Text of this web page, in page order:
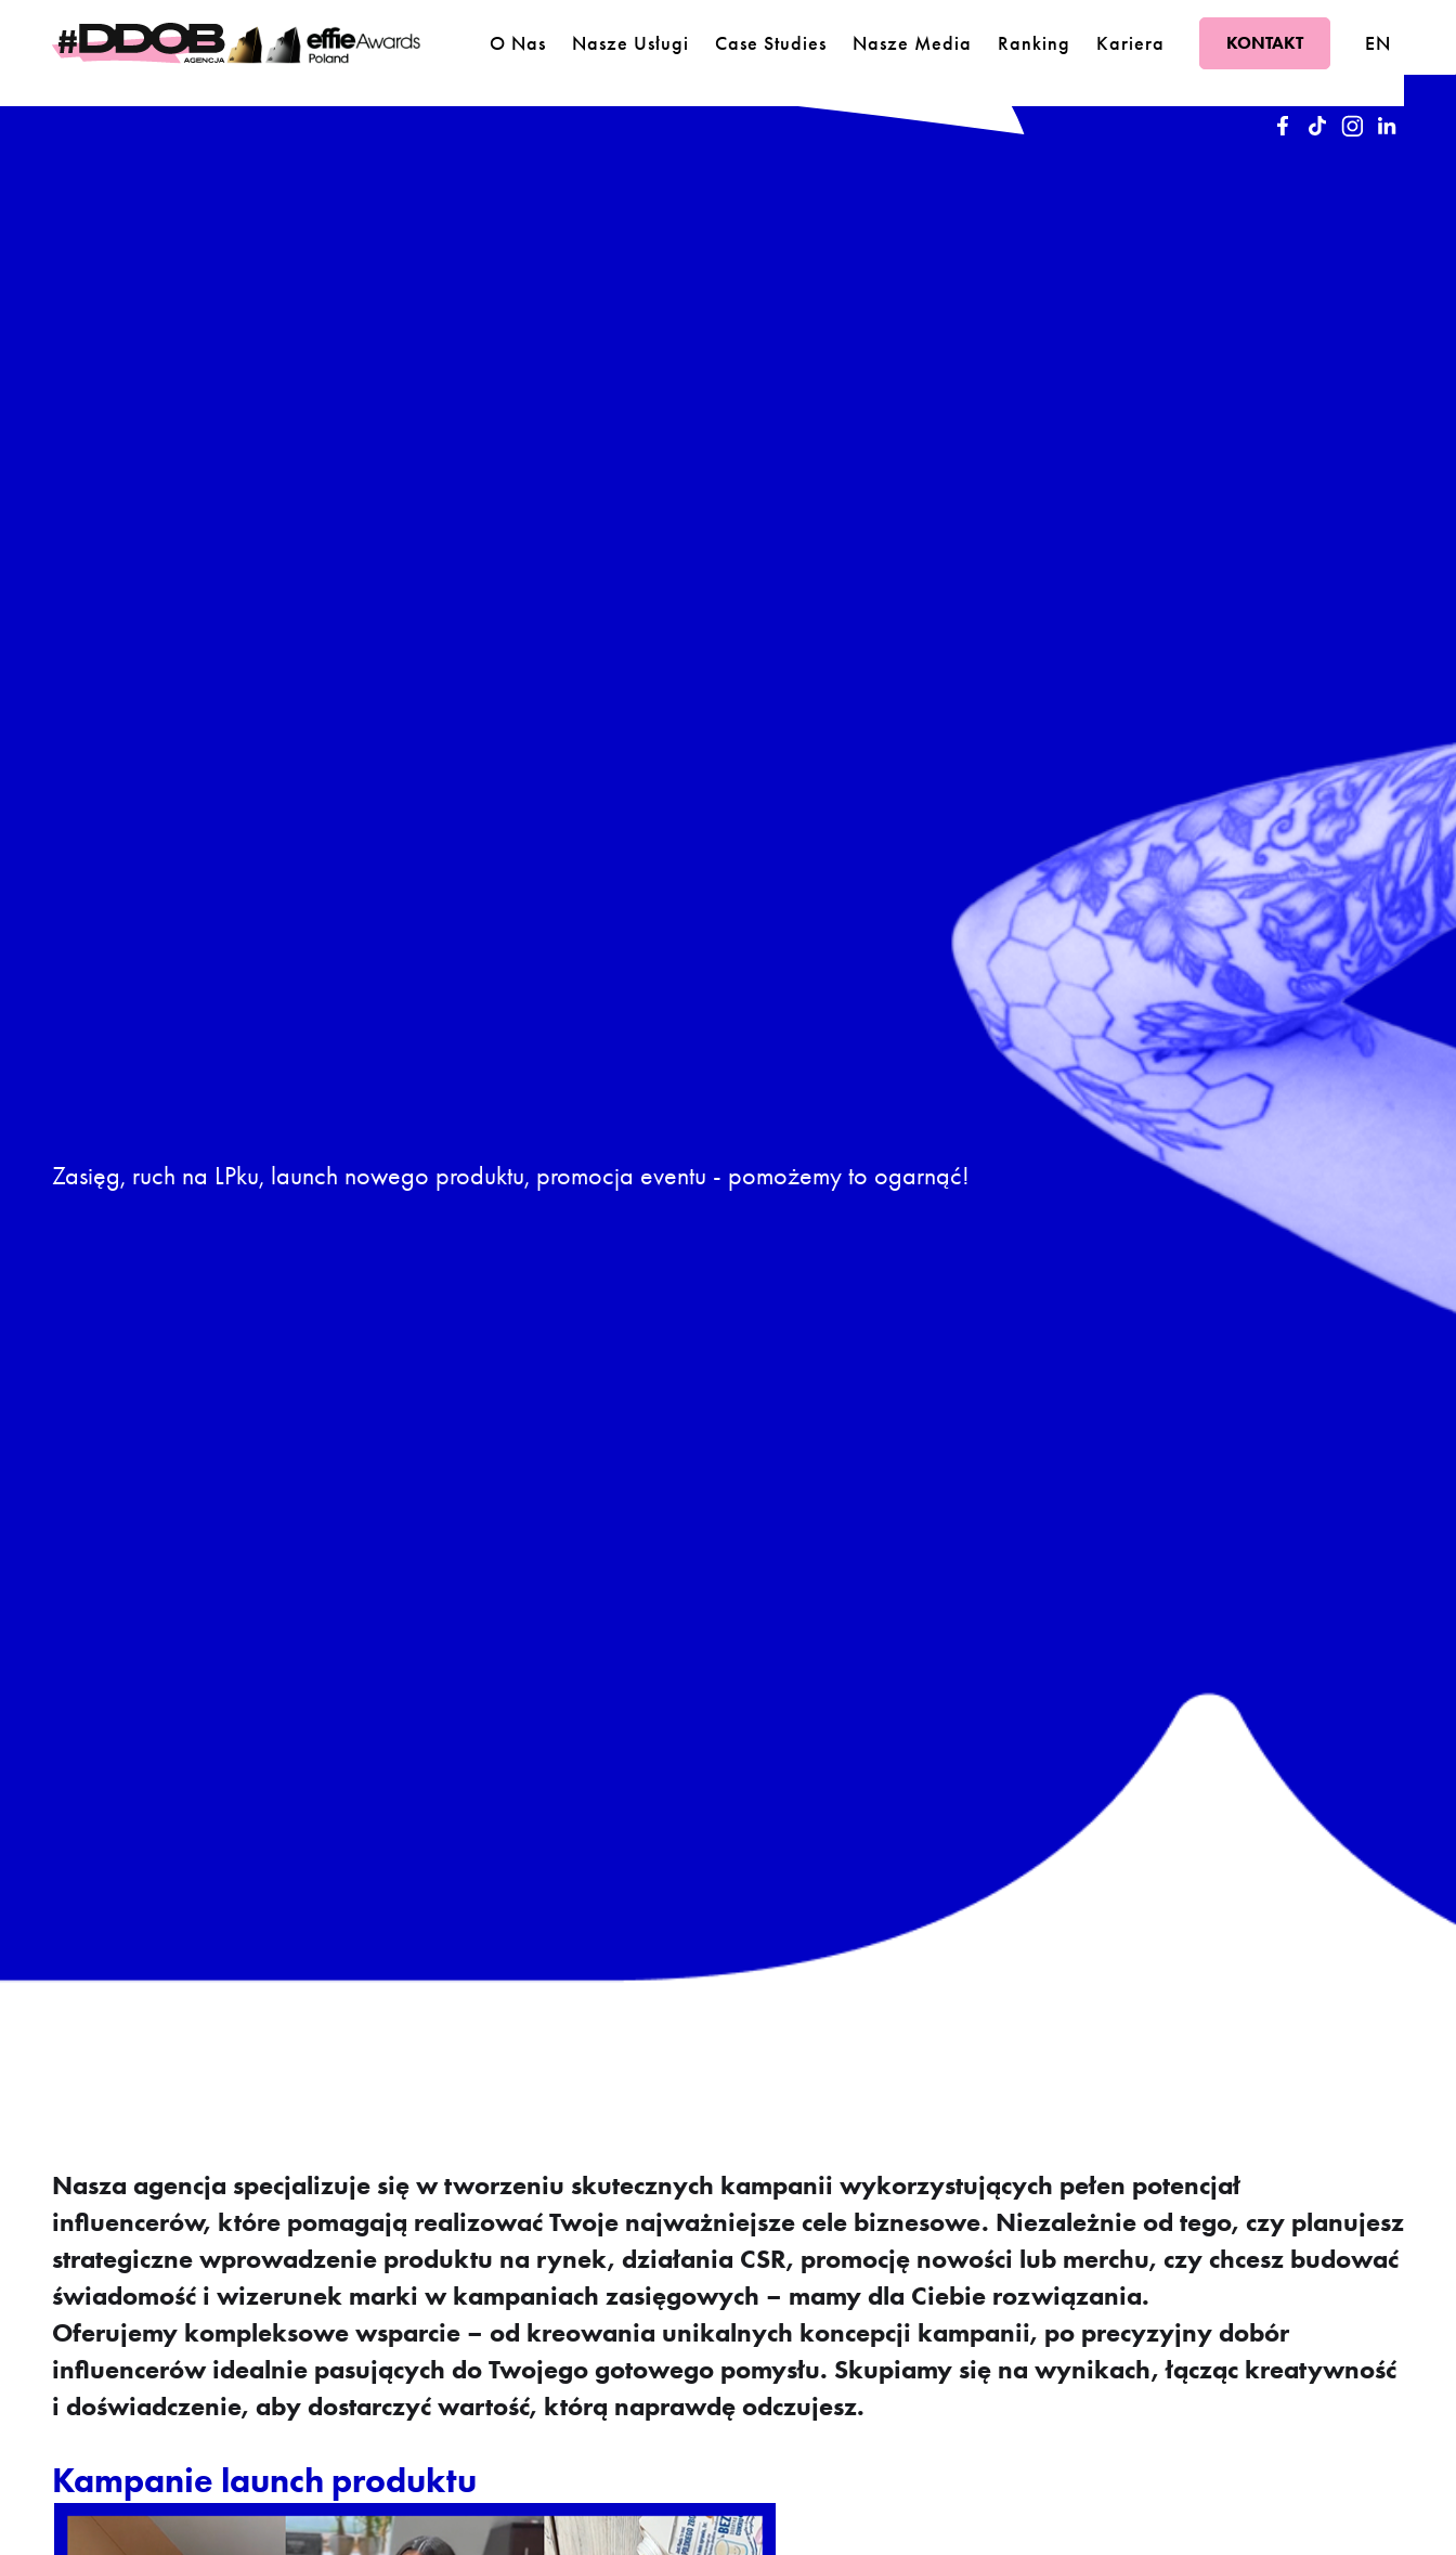
O Nas Nasze Usługi Case Studies Nasze Media Ranking Kariera KONTAKT EN
Zasięg, ruch na LPku, launch nowego produktu, promocja eventu - pomożemy to ogarnąć!
Nasza agencja specjalizuje się w tworzeniu skutecznych kampanii wykorzystujących pełen potencjał
influencerów, które pomagają realizować Twoje najważniejsze cele biznesowe. Niezależnie od tego, czy planujesz
strategiczne wprowadzenie produktu na rynek, działania CSR, promocję nowości lub merchu, czy chcesz budować
świadomość i wizerunek marki w kampaniach zasięgowych – mamy dla Ciebie rozwiązania.
Oferujemy kompleksowe wsparcie – od kreowania unikalnych koncepcji kampanii, po precyzyjny dobór
influencerów idealnie pasujących do Twojego gotowego pomysłu. Skupiamy się na wynikach, łącząc kreatywność
i doświadczenie, aby dostarczyć wartość, którą naprawdę odczujesz.
Kampanie launch produktu